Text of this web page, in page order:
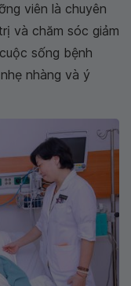
viên là chuyên
và chăm sóc giảm
sống bệnh
nhàng và ý